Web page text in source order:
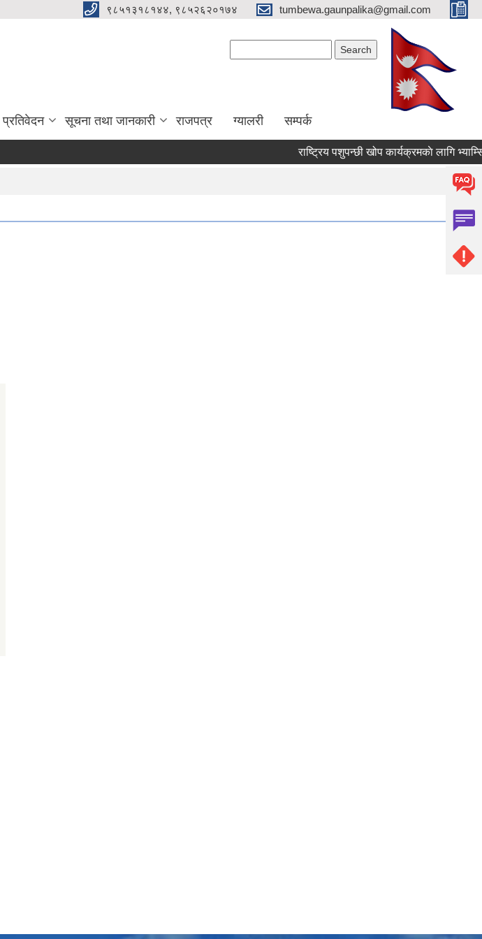
९८५१३१८१४४, ९८५२६२०१७४ tumbewa.gaunpalika@gmail.com
प्रतिवेदन सूचना तथा जानकारी राजपत्र ग्यालरी सम्पर्क
राष्ट्रिय पशुपन्छी खोप कार्यक्रमकाे लागि